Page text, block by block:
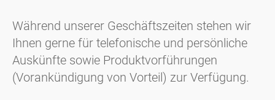
Während unserer Geschäftszeiten stehen wir
Ihnen gerne für telefonische und persönliche
Auskünfte sowie Produktvorführungen
(Vorankündigung von Vorteil) zur Verfügung.